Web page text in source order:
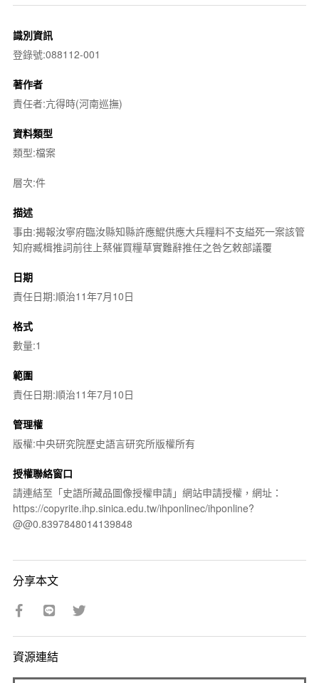
識別資訊
登錄號:088112-001
著作者
責任者:亢得時(河南巡撫)
資料類型
類型:檔案
層次:件
描述
事由:揭報汝寧府臨汝縣知縣許應鯤供應大兵糧料不支縊死一案該管
知府臧楫推詞前往上蔡催買糧草實難辭推任之咎乞敕部議覆
日期
責任日期:順治11年7月10日
格式
數量:1
範圍
責任日期:順治11年7月10日
管理權
版權:中央研究院歷史語言研究所版權所有
授權聯絡窗口
請連結至「史語所藏品圖像授權申請」網站申請授權，網址：
https://copyrite.ihp.sinica.edu.tw/ihponlinec/ihponline?
@@0.8397848014139848
分享本文
資源連結